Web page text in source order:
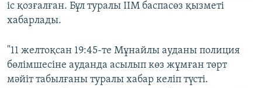
іс қозғалған. Бұл туралы ІІМ баспасөз қызметі
хабарлады.
"11 желтоқсан 19:45-те Мұнайлы ауданы полиция
бөлімшесіне ауданда асылып көз жұмған төрт
мәйіт табылғаны туралы хабар келіп түсті.